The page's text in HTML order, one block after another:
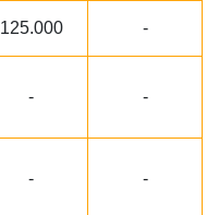
125.000 -
- -
- -